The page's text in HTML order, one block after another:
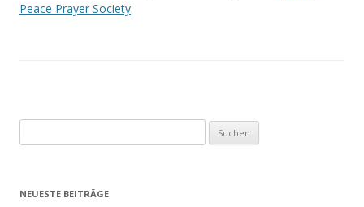
Peace Prayer Society.
nach:
NEUESTE BEITRÄGE